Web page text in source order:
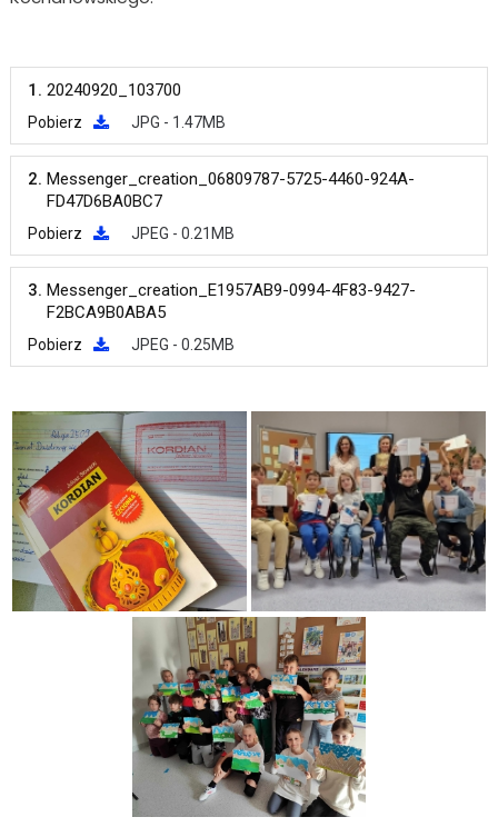
1. 20240920_103700
Pobierz JPG - 1.47MB
2. Messenger_creation_06809787-5725-4460-924A-
FD47D6BA0BC7
Pobierz JPEG - 0.21MB
3. Messenger_creation_E1957AB9-0994-4F83-9427-
F2BCA9B0ABA5
Pobierz JPEG - 0.25MB